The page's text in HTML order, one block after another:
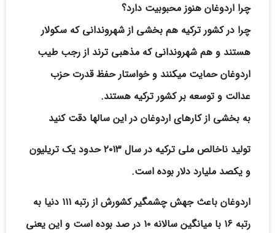
چرا اردوغان هنوز محبوبیت دارد؟
چرا در کشور ترکیه هم بخشی از شهروندانی که سکولار
هستند و هم شهروندانی که مذهبی ترند از رجب طیب
اردوغان حمایت میکنند و خواستار حفظ قدرت حزب
عدالت و توسعه بر کشور ترکیه هستند.
به بخشی از کارهای اردوغان در این سالها دقت کنید
تولید ناخالص ملی ترکیه در سال ۲۰۱۳ حدود یک تریلیون
و یکصد ملیارد دلار بوده است.
اردوغان باعث جهش چشمگیر کشورش از رتبه ۱۱۱ دنیا به
رتبه ۱۶ با میانگین سالانه ۱۰ در صد بوده است و این یعنی